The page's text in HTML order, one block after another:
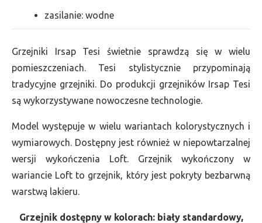
zasilanie: wodne
Grzejniki Irsap Tesi świetnie sprawdzą się w wielu
pomieszczeniach. Tesi stylistycznie przypominają
tradycyjne grzejniki. Do produkcji grzejników Irsap Tesi
są wykorzystywane nowoczesne technologie.
Model występuje w wielu wariantach kolorystycznych i
wymiarowych. Dostępny jest również w niepowtarzalnej
wersji wykończenia Loft. Grzejnik wykończony w
wariancie Loft to grzejnik, który jest pokryty bezbarwną
warstwą lakieru.
Grzejnik dostępny w kolorach: biały standardowy,